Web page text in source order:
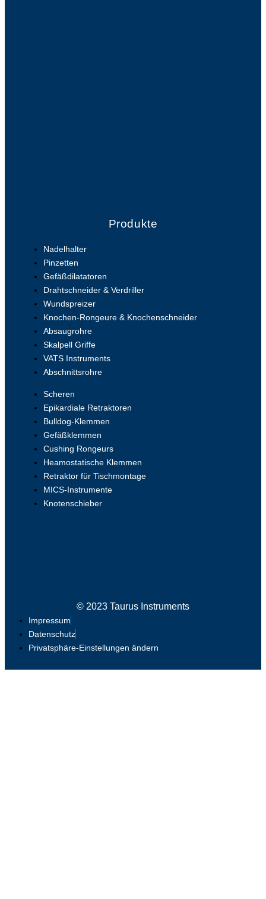
Produkte
Nadelhalter
Pinzetten
Gefäßdilatatoren
Drahtschneider & Verdriller
Wundspreizer
Knochen-Rongeure & Knochenschneider
Absaugrohre
Skalpell Griffe
VATS Instruments
Abschnittsrohre
Scheren
Epikardiale Retraktoren
Bulldog-Klemmen
Gefäßklemmen
Cushing Rongeurs
Heamostatische Klemmen
Retraktor für Tischmontage
MICS-Instrumente
Knotenschieber
© 2023 Taurus Instruments
Impressum
Datenschutz
Privatsphäre-Einstellungen ändern